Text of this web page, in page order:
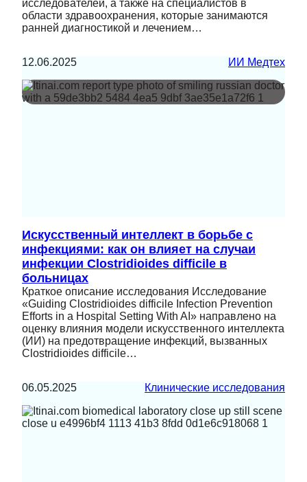
исследователей, а также на специалистов в
области здравоохранения, которые занимаются
ранней диагностикой и лечением…
12.06.2025 ИИ Медтех
Искусственный интеллект в борьбе с
инфекциями: как он влияет на случаи
инфекции Clostridioides difficile в
больницах
Краткое описание исследования Исследование
«Guiding Clostridioides difficile Infection Prevention
Efforts in a Hospital Setting With AI» направлено на
оценку влияния модели искусственного интеллекта
(ИИ) на предотвращение инфекций, вызванных
Clostridioides difficile…
06.05.2025 Клинические исследования